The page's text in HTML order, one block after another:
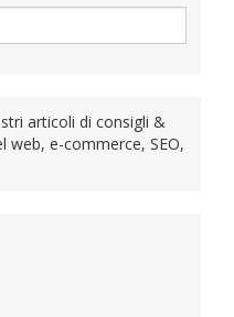
articoli di consigli &
web, e-commerce, SEO,